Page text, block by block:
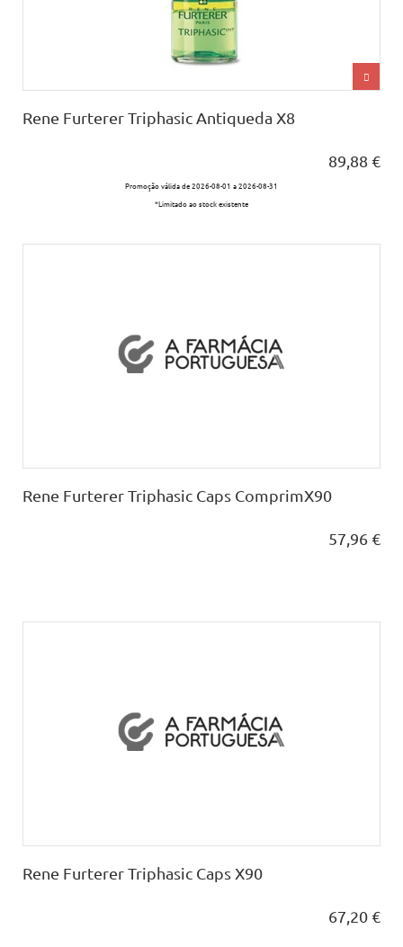
Rene Furterer Triphasic Antiqueda X8
89,88 €
Promoção válida de 2026-08-01 a 2026-08-31
*Limitado ao stock existente
Rene Furterer Triphasic Caps ComprimX90
57,96 €
Rene Furterer Triphasic Caps X90
67,20 €